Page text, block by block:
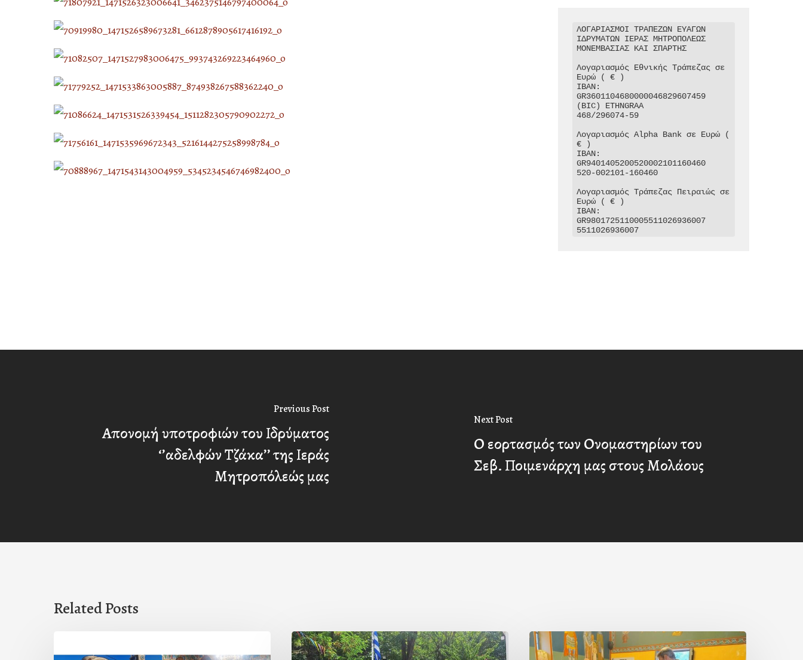
ΛΟΓΑΡΙΑΣΜΟΙ ΤΡΑΠΕΖΩΝ ΕΥΑΓΩΝ
ΙΔΡΥΜΑΤΩΝ ΙΕΡΑΣ ΜΗΤΡΟΠΟΛΕΩΣ
ΜΟΝΕΜΒΑΣΙΑΣ ΚΑΙ ΣΠΑΡΤΗΣ
Λογαριασμός Εθνικής Τράπεζας σε
Ευρώ ( € )
IBAN:
GR3601104680000046829607459
(BIC) ETHNGRAA
468/296074-59
Λογαριασμός Alpha Bank σε Ευρώ (
€ )
IBAN:
GR9401405200520002101160460
520-002101-160460
Λογαριασμός Τράπεζας Πειραιώς σε
Ευρώ ( € )
IBAN:
GR9801725110005511026936007
5511026936007
Previous Post
Απονομή υποτροφιών του Ιδρύματος
‘’αδελφών Τζάκα’’ της Ιεράς
Μητροπόλεώς μας
Next Post
Ο εορτασμός των Ονομαστηρίων του
Σεβ. Ποιμενάρχη μας στους Μολάους
Related Posts
Με
Ιερά